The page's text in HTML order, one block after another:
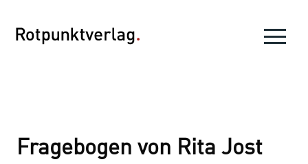
Fragebogen von Rita Jost